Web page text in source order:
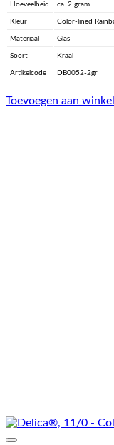
Hoeveelheid ca. 2 gram
Kleur Color-lined
Materiaal Glas
Soort Kraal
Artikelcode DB0052-2gr
Toevoegen aan